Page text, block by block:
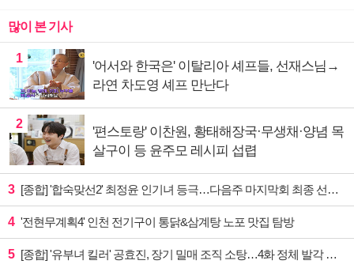
많이 본 기사
1
'어서와 한국은' 이탈리아 셰프들, 선재스님→
라연 차도영 셰프 만난다
2
'편스토랑' 이찬원, 황태해장국·무생채·양념 목
살구이 등 윤주모 레시피 섭렵
3 [종합] '합숙맞선2' 최정윤 인기녀 등극…다음주 마지막회 최종 선택 예고
4 '전현무계획4' 인천 전기구이 통닭&삼계탕 노포 맛집 탐방
5 [종합] '유부녀 킬러' 공효진, 장기 밀매 조직 소탕…4화 정체 발각 위기 예고